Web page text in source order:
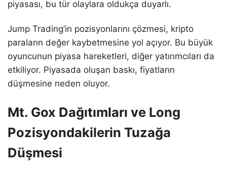
piyasası, bu tür olaylara oldukça duyarlı.
Jump Trading’in pozisyonlarını çözmesi, kripto
paraların değer kaybetmesine yol açıyor. Bu büyük
oyuncunun piyasa hareketleri, diğer yatırımcıları da
etkiliyor. Piyasada oluşan baskı, fiyatların
düşmesine neden oluyor.
Mt. Gox Dağıtımları ve Long
Pozisyondakilerin Tuzağa
Düşmesi